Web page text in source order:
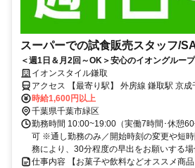
スーパーでの試食販売スタッフ/
＜週1日＆月2回～OK＞安心のイオングルー
PR♪事前研修で未経験も安心＊20～60代活躍中
イオンスタイル鎌取
アクセス 【最寄り駅】 外房線 鎌取駅 京
原線 学園前駅
時給1,600円以上
千葉県千葉市緑区
勤務時間 10:00~19:00（実働7時間･休憩
可 ※通し勤務のみ／開始時刻の変更や短
務により、30分程度の早出をお願いする
仕事内容 【お菓子や飲料などオススメ商